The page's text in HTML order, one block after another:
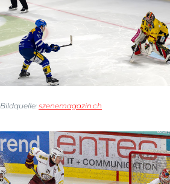
Bildquelle:szenemagazin.ch